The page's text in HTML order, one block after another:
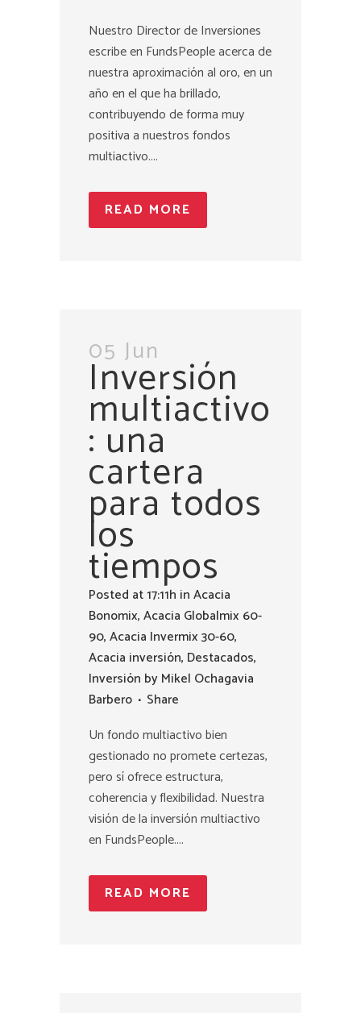
Nuestro Director de Inversiones
escribe en FundsPeople acerca de
nuestra aproximación al oro, en un
año en el que ha brillado,
contribuyendo de forma muy
positiva a nuestros fondos
multiactivo....
READ MORE
05 Jun
Inversión
multiactivo
: una
cartera
para todos
los
tiempos
Posted at 17:11h inAcacia
Bonomix,Acacia Globalmix 60-
90,Acacia Invermix 30-60,
Acacia inversión, Destacados,
Inversión byMikel Ochagavia
Barbero
Share
Un fondo multiactivo bien
gestionado no promete certezas,
pero sí ofrece estructura,
coherencia y flexibilidad. Nuestra
visión de la inversión multiactivo
en FundsPeople....
READ MORE